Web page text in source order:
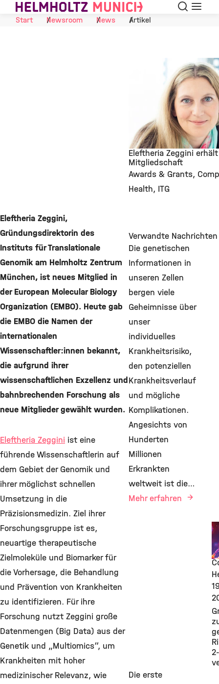
Skip to Content Suche
Start
Newsroom News Artikel
©
Eleftheria Zeggini erhält
Mitgliedschaft
Awards & Grants
Health ITG
Eleftheria Zeggini,
Gründungsdirektorin des
Instituts für Translationale
Genomik am Helmholtz Zentrum
München, ist neues Mitglied in
der European Molecular Biology
Organization (EMBO). Heute gab
die EMBO die Namen der
internationalen
Wissenschaftler:innen bekannt,
die aufgrund ihrer
wissenschaftlichen Exzellenz und
bahnbrechenden Forschung als
neue Mitglieder gewählt wurden.
Eleftheria Zeggini ist eine
führende Wissenschaftlerin auf
dem Gebiet der Genomik und
ihrer möglichst schnellen
Umsetzung in die
Präzisionsmedizin. Ziel ihrer
Forschungsgruppe ist es,
neuartige therapeutische
Zielmoleküle und Biomarker für
die Vorhersage, die Behandlung
und Prävention von Krankheiten
zu identifizieren. Für ihre
Forschung nutzt Zeggini große
Datenmengen (Big Data) aus der
Genetik und „Multiomics“, um
Krankheiten mit hoher
medizinischer Relevanz, wie
Verwandte Nachrichten
Die genetischen
Informationen in
unseren Zellen
bergen viele
Geheimnisse über
unser
individuelles
Krankheitsrisiko,
den potenziellen
Krankheitsverlauf
und mögliche
Komplikationen.
Angesichts von
Hunderten
Millionen
Erkrankten
weltweit ist die…
Mehr erfahren
Die erste